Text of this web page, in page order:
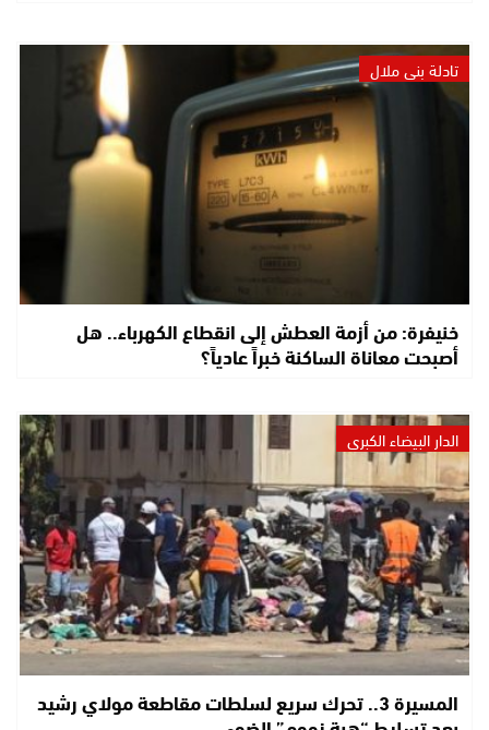
تادلة بني ملال
خنيفرة: من أزمة العطش إلى انقطاع الكهرباء.. هل
أصبحت معاناة الساكنة خبراً عادياً؟
الدار البيضاء الكبرى
المسيرة 3.. تحرك سريع لسلطات مقاطعة مولاي رشيد